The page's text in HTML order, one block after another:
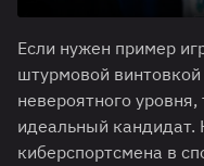
Если нужен пример
штурмовой винтовкой
невероятного
идеальный
киберспортсмена в